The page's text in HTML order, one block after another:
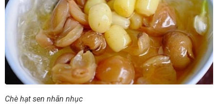
Chè hạt sen nhãn nhục